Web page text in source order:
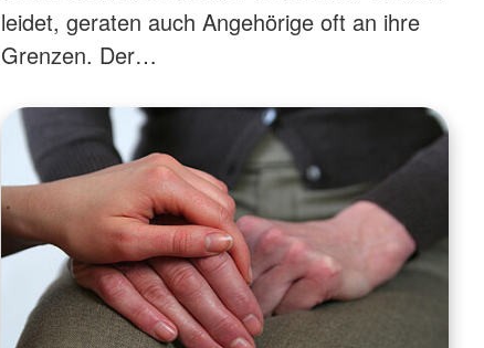
leidet, geraten auch Angehörige oft an ihre
Grenzen. Der…